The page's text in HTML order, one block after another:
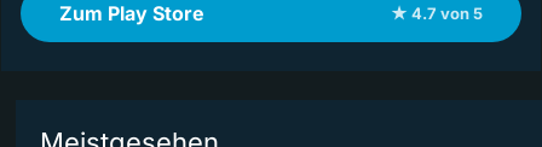
Zum Play Store ★ 4.7 von 5